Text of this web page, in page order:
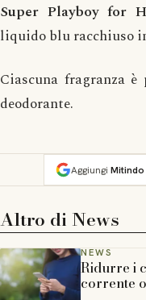
Super Playboy for
liquido blu racchiuso
Ciascuna fragranza
deodorante.
Aggiungi Mitindo
Altro di News
NEWS
Ridurre i
corrente